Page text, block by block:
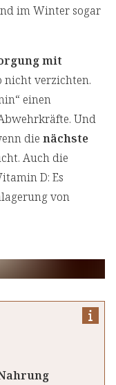
im Winter sogar
mit
nicht verzichten.
einen
Und
die nächste
Auch die
D: Es
von